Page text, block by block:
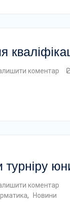
коментар
турніру
коментар
, Новини